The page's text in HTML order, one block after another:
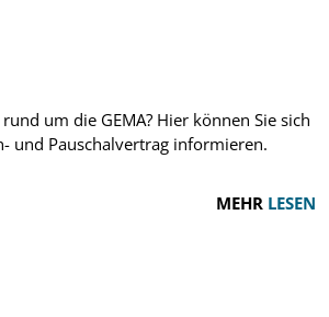
um die GEMA? Hier können Sie sich
und Pauschalvertrag informieren.
MEHR LESEN